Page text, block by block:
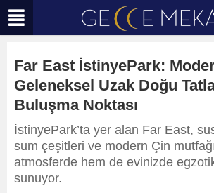
Far East İstinyePark:
Geleneksel Uzak Doğu
Buluşma Noktası
İstinyePark’ta yer alan Far East,
sum çeşitleri ve modern Çin
atmosferde hem de evinizde
sunuyor.